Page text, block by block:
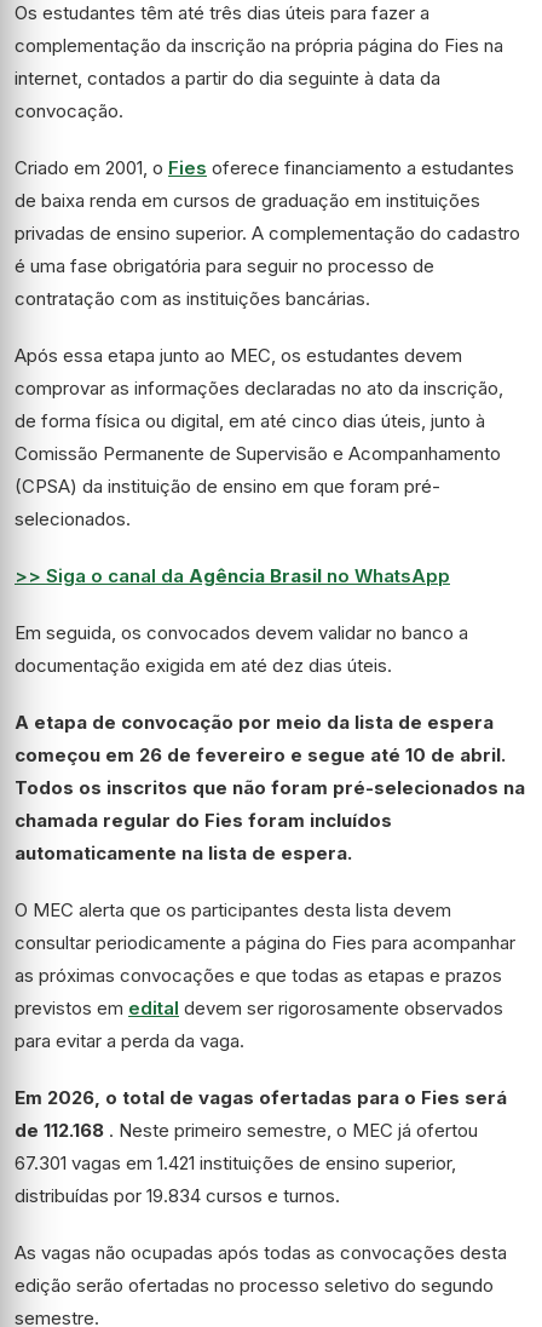
Os estudantes têm até três dias úteis para fazer a
complementação da inscrição na própria página do Fies na
internet, contados a partir do dia seguinte à data da
convocação.
Criado em 2001, o Fies oferece financiamento a estudantes
de baixa renda em cursos de graduação em instituições
privadas de ensino superior. A complementação do cadastro
é uma fase obrigatória para seguir no processo de
contratação com as instituições bancárias.
Após essa etapa junto ao MEC, os estudantes devem
comprovar as informações declaradas no ato da inscrição,
de forma física ou digital, em até cinco dias úteis, junto à
Comissão Permanente de Supervisão e Acompanhamento
(CPSA) da instituição de ensino em que foram pré-
selecionados.
>> Siga o canal da Agência Brasil no WhatsApp
Em seguida, os convocados devem validar no banco a
documentação exigida em até dez dias úteis.
A etapa de convocação por meio da lista de espera
começou em 26 de fevereiro e segue até 10 de abril.
Todos os inscritos que não foram pré-selecionados na
chamada regular do Fies foram incluídos
automaticamente na lista de espera.
O MEC alerta que os participantes desta lista devem
consultar periodicamente a página do Fies para acompanhar
as próximas convocações e que todas as etapas e prazos
previstos em edital devem ser rigorosamente observados
para evitar a perda da vaga.
Em 2026, o total de vagas ofertadas para o Fies será
de 112.168 . Neste primeiro semestre, o MEC já ofertou
67.301 vagas em 1.421 instituições de ensino superior,
distribuídas por 19.834 cursos e turnos.
As vagas não ocupadas após todas as convocações desta
edição serão ofertadas no processo seletivo do segundo
semestre.